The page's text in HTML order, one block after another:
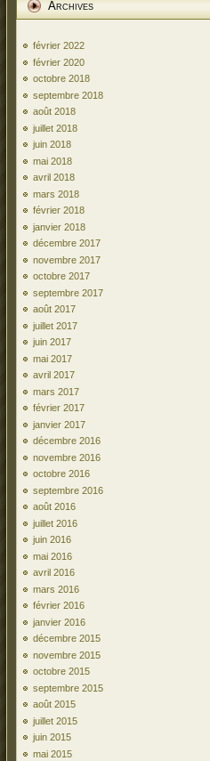
Archives
février 2022
février 2020
octobre 2018
septembre 2018
août 2018
juillet 2018
juin 2018
mai 2018
avril 2018
mars 2018
février 2018
janvier 2018
décembre 2017
novembre 2017
octobre 2017
septembre 2017
août 2017
juillet 2017
juin 2017
mai 2017
avril 2017
mars 2017
février 2017
janvier 2017
décembre 2016
novembre 2016
octobre 2016
septembre 2016
août 2016
juillet 2016
juin 2016
mai 2016
avril 2016
mars 2016
février 2016
janvier 2016
décembre 2015
novembre 2015
octobre 2015
septembre 2015
août 2015
juillet 2015
juin 2015
mai 2015